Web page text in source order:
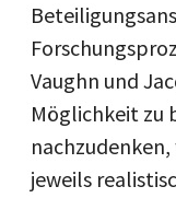
Vaughn und
Möglichkeit zu
jeweils